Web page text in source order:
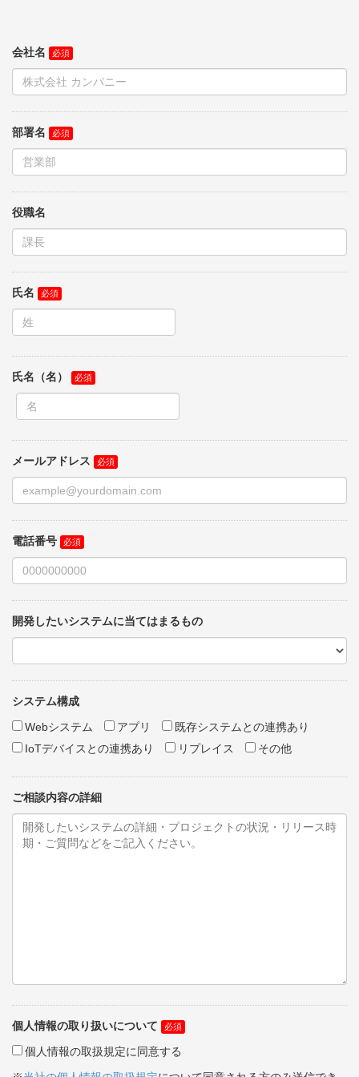
会社名
部署名
役職名
氏名
氏名（名）
メールアドレス
電話番号
開発したいシステムに当てはまるもの
システム構成
Webシステム
アプリ
既存システムとの連携あり
IoTデバイスとの連携あり
リプレイス その他
ご相談内容の詳細
個人情報の取り扱いについて
個人情報の取扱規定に同意する